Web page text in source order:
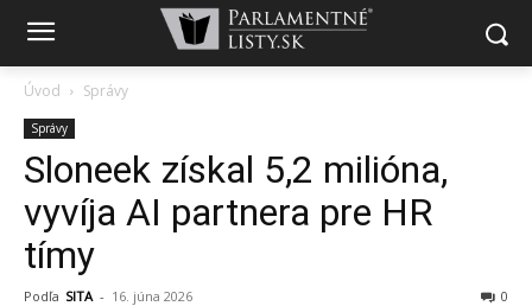
Úvod Správy
Správy
Sloneek získal 5,2 milióna,
vyvíja AI partnera pre HR
tímy
Podľa SITA - 16. júna 2026 0